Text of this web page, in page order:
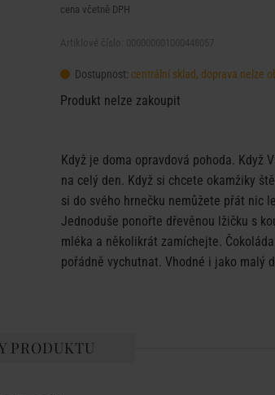
cena včetně DPH
Dostupnost: centrální sklad, doprava nelze
Produkt nelze zakoupit
Když je doma opravdová pohoda. Když
na celý den. Když si chcete okamžiky
si do svého hrnečku nemůžete přát nic
Jednoduše ponořte dřevěnou lžičku s
mléka a několikrát zamíchejte.
pořádně vychutnat. Vhodné i jako malý
PRODUKTU